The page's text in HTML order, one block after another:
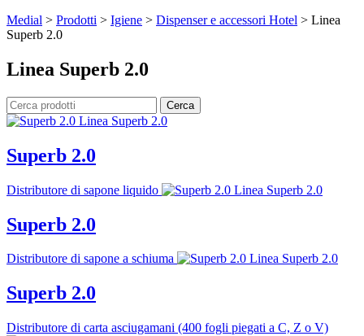
Medial > Prodotti > Igiene > Dispenser e accessori Hotel > Linea
Superb 2.0
Linea Superb 2.0
Superb 2.0
Distributore di sapone liquido
Superb 2.0
Distributore di sapone a schiuma
Superb 2.0
Distributore di carta asciugamani (400 fogli piegati a C, Z o V)